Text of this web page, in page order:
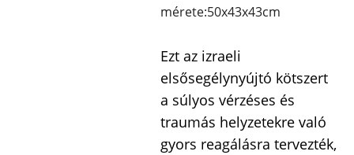
mérete:50x43x43cm
Ezt az izraeli
elsősegélynyújtó kötszert
a súlyos vérzéses és
traumás helyzetekre való
gyors reagálásra tervezték,